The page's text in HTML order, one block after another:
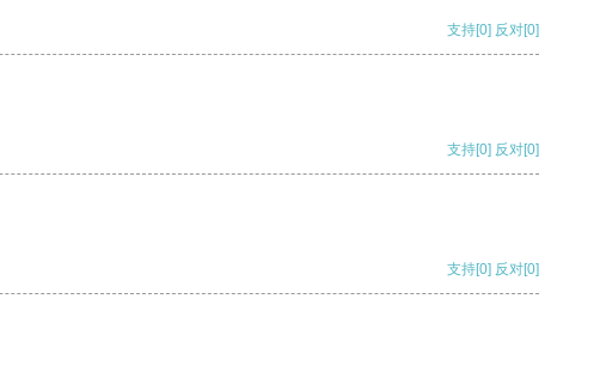
支持[0] 反对[0]
支持[0] 反对[0]
支持[0] 反对[0]